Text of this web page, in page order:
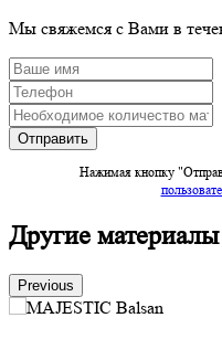
Мы свяжемся с Вами в
Нажимая кнопку
Другие материалы
Previous